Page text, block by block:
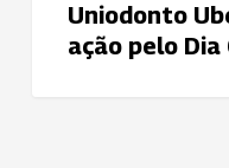
Uniodonto
ação pelo Dia